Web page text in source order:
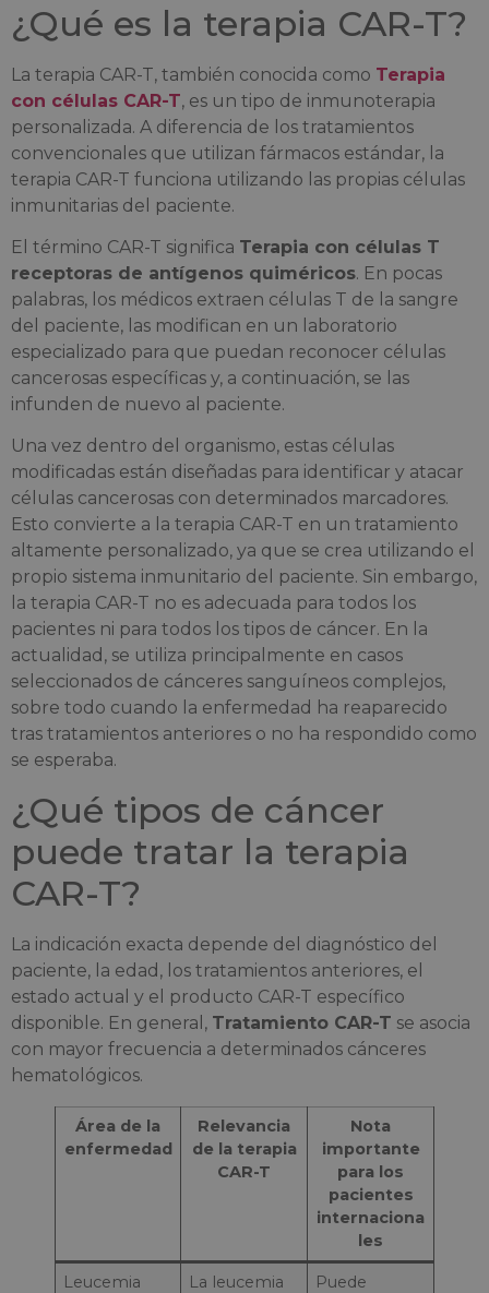
¿Qué es la terapia CAR-T?
La terapia CAR-T, también conocida como Terapia
con células CAR-T, es un tipo de inmunoterapia
personalizada. A diferencia de los tratamientos
convencionales que utilizan fármacos estándar, la
terapia CAR-T funciona utilizando las propias células
inmunitarias del paciente.
El término CAR-T significa Terapia con células T
receptoras de antígenos quiméricos. En pocas
palabras, los médicos extraen células T de la sangre
del paciente, las modifican en un laboratorio
especializado para que puedan reconocer células
cancerosas específicas y, a continuación, se las
infunden de nuevo al paciente.
Una vez dentro del organismo, estas células
modificadas están diseñadas para identificar y atacar
células cancerosas con determinados marcadores.
Esto convierte a la terapia CAR-T en un tratamiento
altamente personalizado, ya que se crea utilizando el
propio sistema inmunitario del paciente. Sin embargo,
la terapia CAR-T no es adecuada para todos los
pacientes ni para todos los tipos de cáncer. En la
actualidad, se utiliza principalmente en casos
seleccionados de cánceres sanguíneos complejos,
sobre todo cuando la enfermedad ha reaparecido
tras tratamientos anteriores o no ha respondido como
se esperaba.
¿Qué tipos de cáncer
puede tratar la terapia
CAR-T?
La indicación exacta depende del diagnóstico del
paciente, la edad, los tratamientos anteriores, el
estado actual y el producto CAR-T específico
disponible. En general, Tratamiento CAR-T se asocia
con mayor frecuencia a determinados cánceres
hematológicos.
Área de la
enfermedad
Relevancia
de la terapia
CAR-T
Nota
importante
para los
pacientes
internaciona
les
Leucemia
La leucemia
Puede